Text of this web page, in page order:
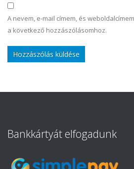
A nevem, e-mail címem, és
a következő hozzászólásomhoz.
Bankkártyát elfogadunk